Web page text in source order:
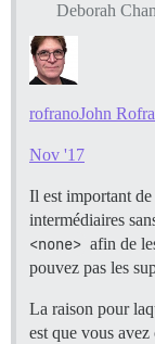
10396840
14869684
Deborah
rofranoJohn
Nov '17
Il est important
intermédiaires
<none> afin de
pouvez pas les
La raison pour
est que vous